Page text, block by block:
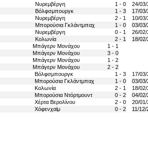
Νυρεμβέργη
1 - 0
Βόλφσμπουργκ
1 - 3
Νυρεμβέργη
2 - 1
Μπορούσια Γκλάντμπαχ
1 - 0
Νυρεμβέργη
0 - 1
Κολωνία 2 - 1
24/03/
17/
10/
03/03/
26/02/
18/
Μπάγερν Μονάχου
1 - 1
Μπάγερν Μονάχου
3 - 0
Μπάγερν Μονάχου
1 - 2
Μπάγερν Μονάχου
2 - 2
Βόλφσμπουργκ
1 - 3
Μπορούσια Γκλάντμπαχ
1 - 0
Κολωνία
2 - 1
Μπορούσια Ντόρτμουντ
0 - 2
Χέρτα Βερολίνου
2 - 0
Χόφενχαϊμ 0 - 2
17/
03/03/
18/
04/02/
20/01/
11/12/